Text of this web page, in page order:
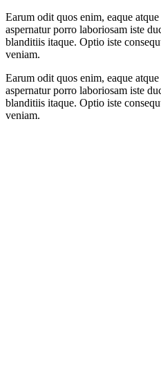
Earum odit quos enim, eaque
aspernatur porro laboriosam iste
blanditiis itaque. Optio iste
veniam.
Earum odit quos enim, eaque
aspernatur porro laboriosam iste
blanditiis itaque. Optio iste
veniam.